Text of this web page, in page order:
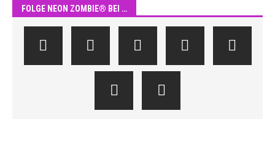
FOLGE NEON ZOMBIE® BEI …